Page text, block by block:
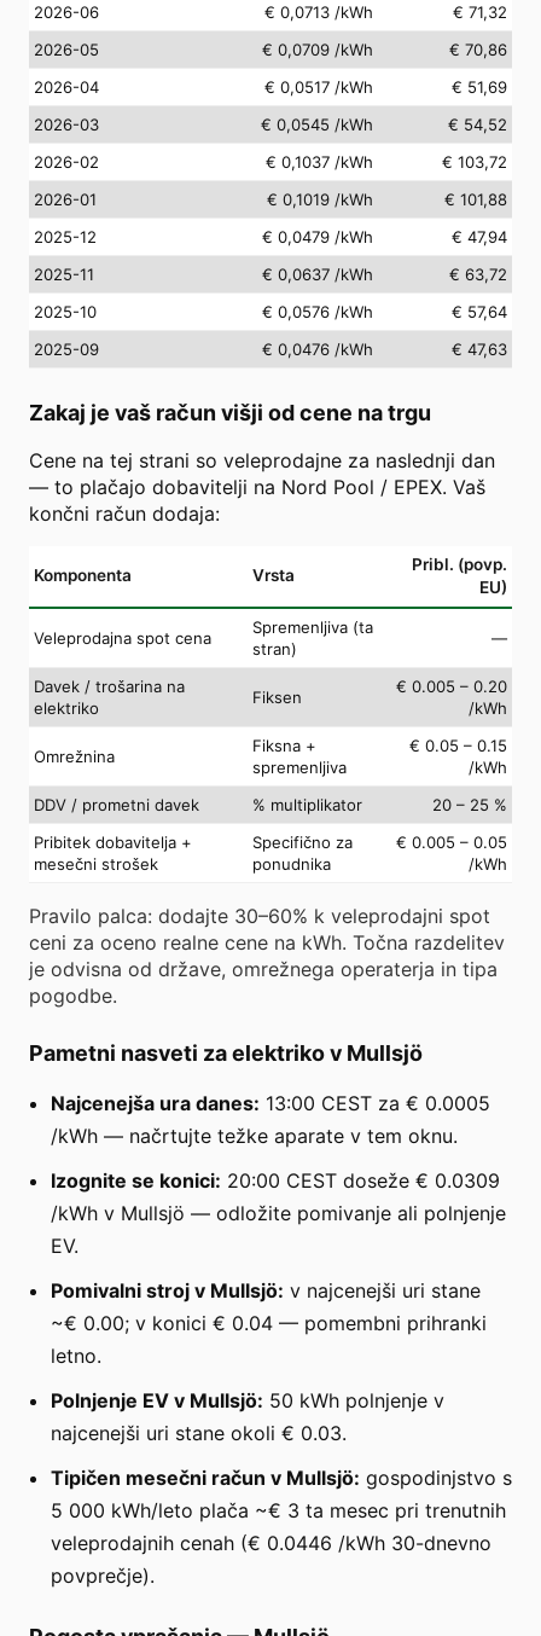
2026-06
€ 0,0713 /kWh
€ 71,32
2026-05
€ 0,0709 /kWh
€ 70,86
2026-04
€ 0,0517 /kWh
€ 51,69
2026-03
€ 0,0545 /kWh
€ 54,52
2026-02
€ 0,1037 /kWh
€ 103,72
2026-01
€ 0,1019 /kWh
€ 101,88
2025-12
€ 0,0479 /kWh
€ 47,94
2025-11
€ 0,0637 /kWh
€ 63,72
2025-10
€ 0,0576 /kWh
€ 57,64
2025-09
€ 0,0476 /kWh € 47,63
Zakaj je vaš račun višji od cene na trgu
Cene na tej strani so veleprodajne za naslednji dan
— to plačajo dobavitelji na Nord Pool / EPEX. Vaš
končni račun dodaja:
Komponenta Vrsta
Pribl. (povp.
EU)
Veleprodajna spot cena
Spremenljiva (ta
stran)
—
Davek / trošarina na
elektriko
Fiksen
€ 0.005 – 0.20
/kWh
Omrežnina
Fiksna +
spremenljiva
€ 0.05 – 0.15
/kWh
DDV / prometni davek
% multiplikator
20 – 25 %
Pribitek dobavitelja +
mesečni strošek
Specifično za
ponudnika
€ 0.005 – 0.05
/kWh
Pravilo palca: dodajte 30–60% k veleprodajni spot
ceni za oceno realne cene na kWh. Točna razdelitev
je odvisna od države, omrežnega operaterja in tipa
pogodbe.
Pametni nasveti za elektriko v Mullsjö
Najcenejša ura danes: 13:00 CEST za € 0.0005
/kWh — načrtujte težke aparate v tem oknu.
Izognite se konici: 20:00 CEST doseže € 0.0309
/kWh v Mullsjö — odložite pomivanje ali polnjenje
EV.
Pomivalni stroj v Mullsjö: v najcenejši uri stane
~€ 0.00; v konici € 0.04 — pomembni prihranki
letno.
Polnjenje EV v Mullsjö: 50 kWh polnjenje v
najcenejši uri stane okoli € 0.03.
Tipičen mesečni račun v Mullsjö: gospodinjstvo s
5 000 kWh/leto plača ~€ 3 ta mesec pri trenutnih
veleprodajnih cenah (€ 0.0446 /kWh 30-dnevno
povprečje).